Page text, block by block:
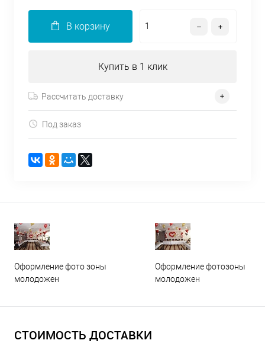
В корзину
Купить в 1 клик
Рассчитать доставку
Под заказ
Оформление фото зоны
молодожен
Оформление фотозоны
молодожен
СТОИМОСТЬ ДОСТАВКИ